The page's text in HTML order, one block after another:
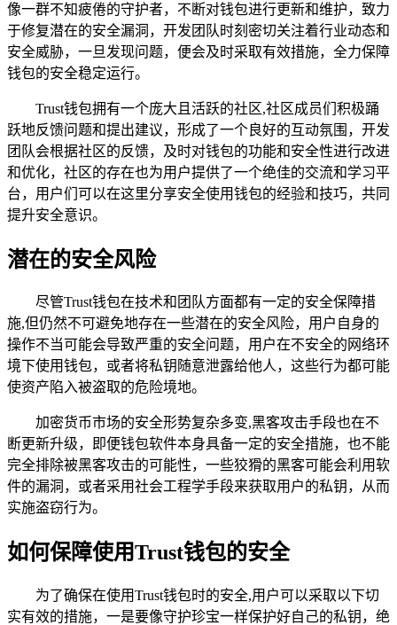
像一群不知疲倦的守护者，不断对钱包进行更新和维护，致力
于修复潜在的安全漏洞，开发团队时刻密切关注着行业动态和
安全威胁，一旦发现问题，便会及时采取有效措施，全力保障
钱包的安全稳定运行。
Trust钱包拥有一个庞大且活跃的社区,社区成员们积极踊
跃地反馈问题和提出建议，形成了一个良好的互动氛围，开发
团队会根据社区的反馈，及时对钱包的功能和安全性进行改进
和优化，社区的存在也为用户提供了一个绝佳的交流和学习平
台，用户们可以在这里分享安全使用钱包的经验和技巧，共同
提升安全意识。
潜在的安全风险
尽管Trust钱包在技术和团队方面都有一定的安全保障措
施,但仍然不可避免地存在一些潜在的安全风险，用户自身的
操作不当可能会导致严重的安全问题，用户在不安全的网络环
境下使用钱包，或者将私钥随意泄露给他人，这些行为都可能
使资产陷入被盗取的危险境地。
加密货币市场的安全形势复杂多变,黑客攻击手段也在不
断更新升级，即便钱包软件本身具备一定的安全措施，也不能
完全排除被黑客攻击的可能性，一些狡猾的黑客可能会利用软
件的漏洞，或者采用社会工程学手段来获取用户的私钥，从而
实施盗窃行为。
如何保障使用Trust钱包的安全
为了确保在使用Trust钱包时的安全,用户可以采取以下切
实有效的措施，一是要像守护珍宝一样保护好自己的私钥，绝